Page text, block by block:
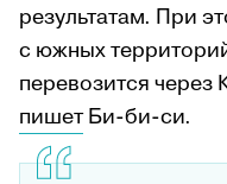
результатам. При
с южных
перевозится
пишетБи-би-си.